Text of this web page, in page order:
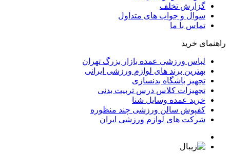
گزارش تخلف
سوال و جواب های متداول
تماس با ما
راهنمای خرید
لباس ورزشی عمده بازار بزرگ تهران
بهترین برند های لوازم ورزشی ایرانی
تجهیز باشگاه بدنسازی
تجهیزات کلاس درس تربیت بدنی
خرید عمده وسایل شنا
کفپوش سالن ورزشی چند منظوره
شرکت های لوازم ورزشی ایران